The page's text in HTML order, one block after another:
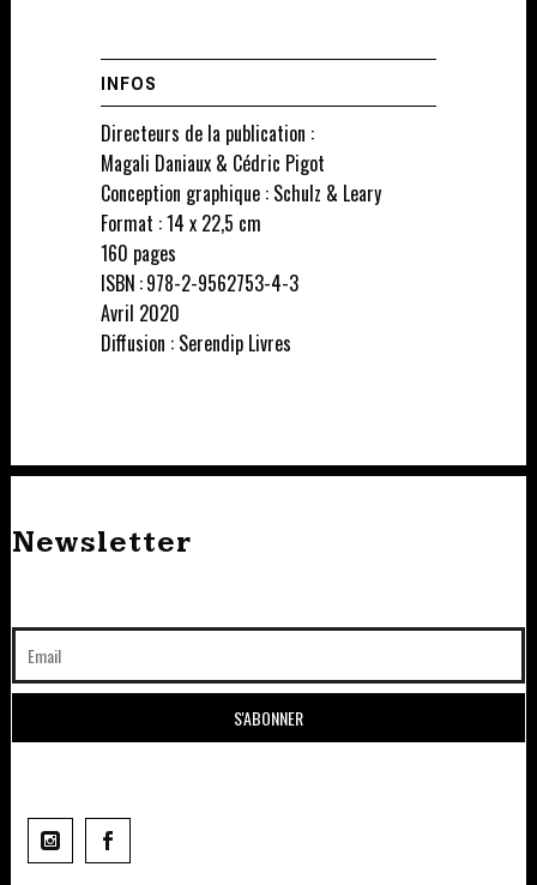
INFOS
Directeurs de la publication :
Magali Daniaux & Cédric Pigot
Conception graphique : Schulz & Leary
Format : 14 x 22,5 cm
160 pages
ISBN : 978-2-9562753-4-3
Avril 2020
Diffusion : Serendip Livres
Newsletter